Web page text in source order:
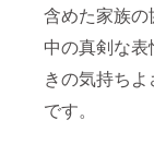
含めた家族の
中の真剣な表
きの気持ち
です。